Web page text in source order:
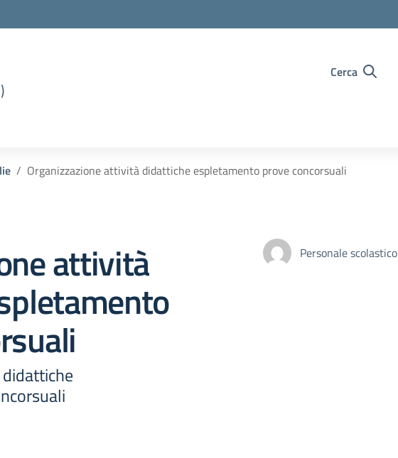
Cerca
Organizzazione attività didattiche espletamento prove concorsuali
attività Personale scolastico